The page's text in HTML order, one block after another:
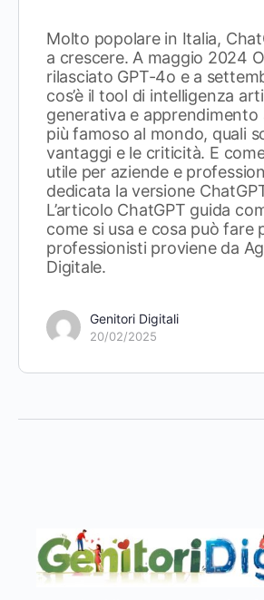
Molto popolare in Italia,
a crescere. A maggio 2024
rilasciato GPT-4o e a
cos’è il tool di intelligenza
generativa e apprendimento
più famoso al mondo, quali
vantaggi e le criticità. E
utile per aziende e
dedicata la versione
L’articolo ChatGPT guida
come si usa e cosa può fare
professionisti proviene da
Digitale.
Genitori Digitali
20/02/2025